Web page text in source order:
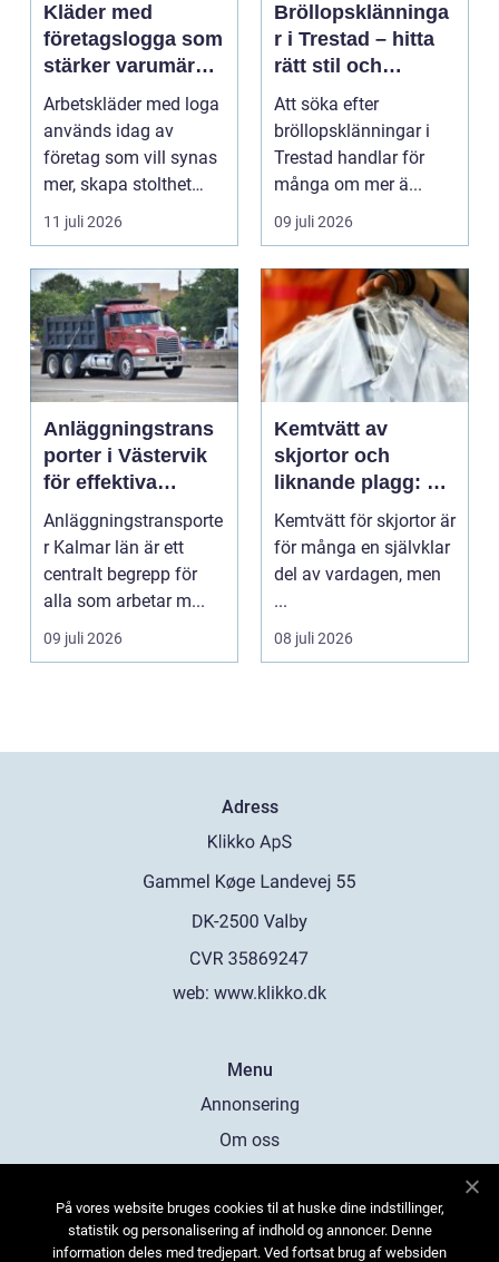
Kläder med
företagslogga som
stärker varumärket
varje dag
Arbetskläder med loga
används idag av
företag som vill synas
mer, skapa stolthet
inte...
11 juli 2026
Bröllopsklänninga
r i Trestad – hitta
rätt stil och
passform inför den
stora dagen
Att söka efter
bröllopsklänningar i
Trestad handlar för
många om mer ä...
09 juli 2026
Anläggningstrans
porter i Västervik
för effektiva
byggprojekt
Anläggningstransporte
r Kalmar län är ett
centralt begrepp för
alla som arbetar m...
09 juli 2026
Kemtvätt av
skjortor och
liknande plagg: Så
fungerar
professionell
klädvård i
Kemtvätt för skjortor är
för många en självklar
del av vardagen, men
...
08 juli 2026
Adress
web: www.klikko.dk
Menu
Annonsering
Om oss
Kontakta oss
Sitemap
På vores website bruges cookies til at huske dine indstillinger,
statistik og personalisering af indhold og annoncer. Denne
information deles med tredjepart. Ved fortsat brug af websiden